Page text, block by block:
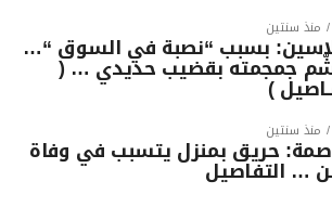
منذ سنتين
بسبب “نصبة في السوق “…
جمجمته بقضيب حديدي … (
)
منذ سنتين
حريق بمنزل يتسبب في وفاة
… التفاصيل